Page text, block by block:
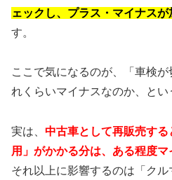
ェックし、プラス・マイナス
す。
ここで気になるのが、「車検
れくらいマイナスなのか、とい
実は、 中古車として再販売す
用」がかかる分は、ある程度
それ以上に影響するのは「ク